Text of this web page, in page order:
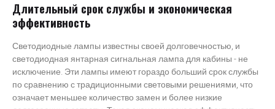
Длительный срок службы и экономическая
эффективность
Светодиодные лампы известны своей долговечностью, и
светодиодная янтарная сигнальная лампа для кабины - не
исключение. Эти лампы имеют гораздо больший срок службы
по сравнению с традиционными световыми решениями, что
означает меньшее количество замен и более низкие